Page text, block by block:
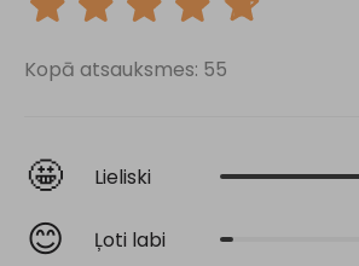
Kopā atsauksmes: 55
🤩 Lieliski
😊 Ļoti labi